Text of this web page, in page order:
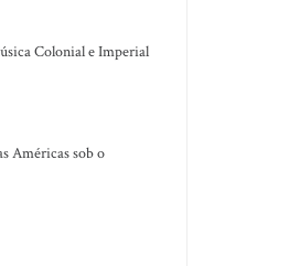
Colonial e Imperial
Américas sob o